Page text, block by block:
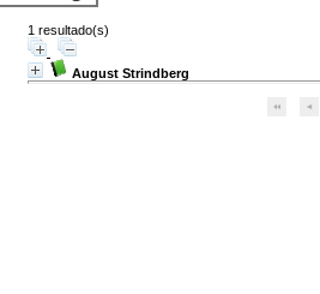
1 resultado(s)
August Strindberg